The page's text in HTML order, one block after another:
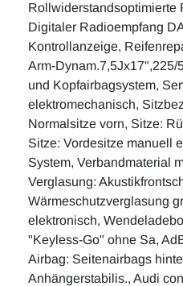
Rollwiderstandsoptimierte
Digitaler Radioempfang
Kontrollanzeige,
Arm-
und Kopfairbagsystem,
elektromechanisch,
Normalsitze vorn, Sitze:
Sitze: Vordesitze manuell
System, Verbandmaterial
Verglasung:
Wärmeschutzverglasung
elektronisch,
"Keyless-Go" ohne Sa,
Airbag: Seitenairbags
Anhängerstabilis., Audi